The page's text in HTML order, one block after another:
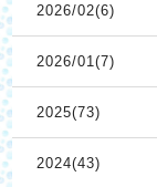
2026/02(6)
2026/01(7)
2025(73)
2024(43)